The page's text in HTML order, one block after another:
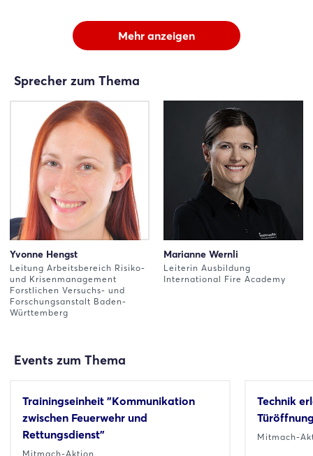
Mehr anzeigen
Sprecher zum Thema
Yvonne Hengst
Leitung Arbeitsbereich Risiko-
und Krisenmanagement
Forstlichen Versuchs- und
Forschungsanstalt Baden-
Württemberg
Marianne Wernli
Leiterin Ausbildung
International Fire Academy
Events zum Thema
Trainingseinheit "Kommunikation
zwischen Feuerwehr und
Rettungsdienst"
Mitmach-Aktion
Technik
Mitmach-